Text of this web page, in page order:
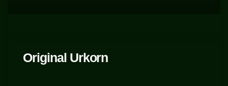
Original Urkorn